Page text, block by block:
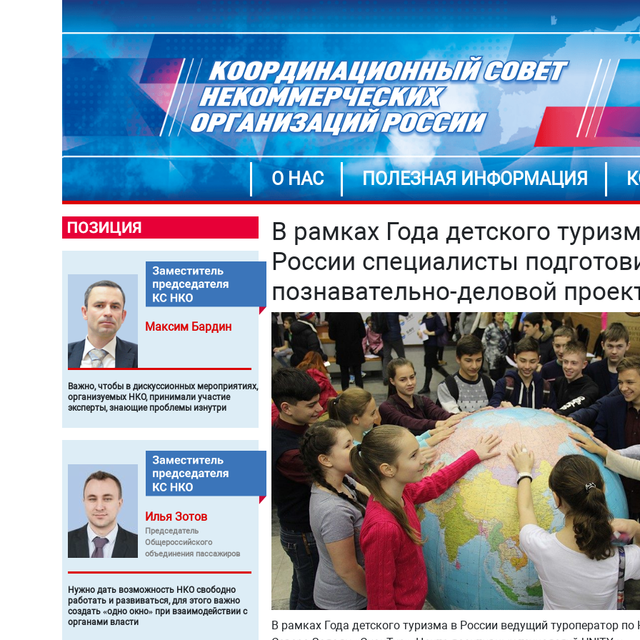
О НАС ПОЛЕЗНАЯ ИНФОРМАЦИЯ
Максим Бардин
Важно, чтобы в дискуссионных мероприятиях,
организуемых НКО, принимали участие
эксперты, знающие проблемы изнутри
Илья Зотов
Председатель
Общероссийского
объединения пассажиров
Нужно дать возможность НКО свободно
работать и развиваться, для этого важно
создать «одно окно» при взаимодействии с
органами власти
В рамках Года детского
России специалисты
познавательно-деловой
В рамках Года детского туризма в России ведущий туроператор по